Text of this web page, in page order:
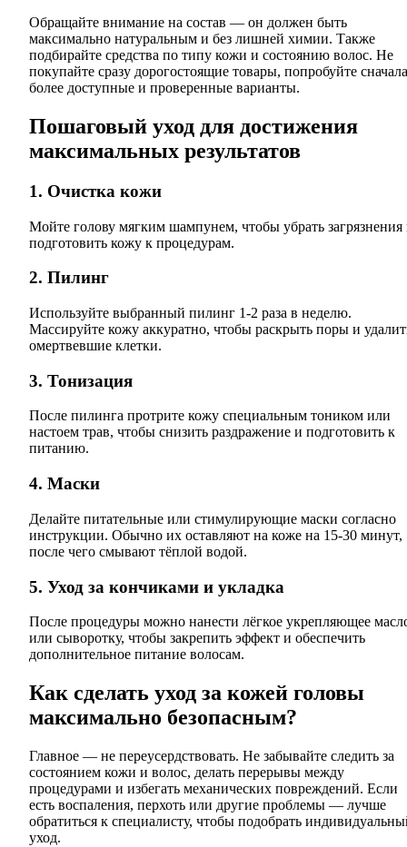
Обращайте внимание на состав — он должен быть
максимально натуральным и без лишней химии. Также
подбирайте средства по типу кожи и состоянию волос. Не
покупайте сразу дорогостоящие товары, попробуйте сначала
более доступные и проверенные варианты.
Пошаговый уход для достижения
максимальных результатов
1. Очистка кожи
Мойте голову мягким шампунем, чтобы убрать загрязнения
подготовить кожу к процедурам.
2. Пилинг
Используйте выбранный пилинг 1-2 раза в неделю.
Массируйте кожу аккуратно, чтобы раскрыть поры и
омертвевшие клетки.
3. Тонизация
После пилинга протрите кожу специальным тоником или
настоем трав, чтобы снизить раздражение и подготовить к
питанию.
4. Маски
Делайте питательные или стимулирующие маски согласно
инструкции. Обычно их оставляют на коже на 15-30 минут,
после чего смывают тёплой водой.
5. Уход за кончиками и укладка
После процедуры можно нанести лёгкое укрепляющее
или сыворотку, чтобы закрепить эффект и обеспечить
дополнительное питание волосам.
Как сделать уход за кожей головы
максимально безопасным?
Главное — не переусердствовать. Не забывайте следить за
состоянием кожи и волос, делать перерывы между
процедурами и избегать механических повреждений. Если
есть воспаления, перхоть или другие проблемы — лучше
обратиться к специалисту, чтобы подобрать
уход.